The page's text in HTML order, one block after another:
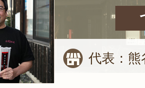
代表：熊